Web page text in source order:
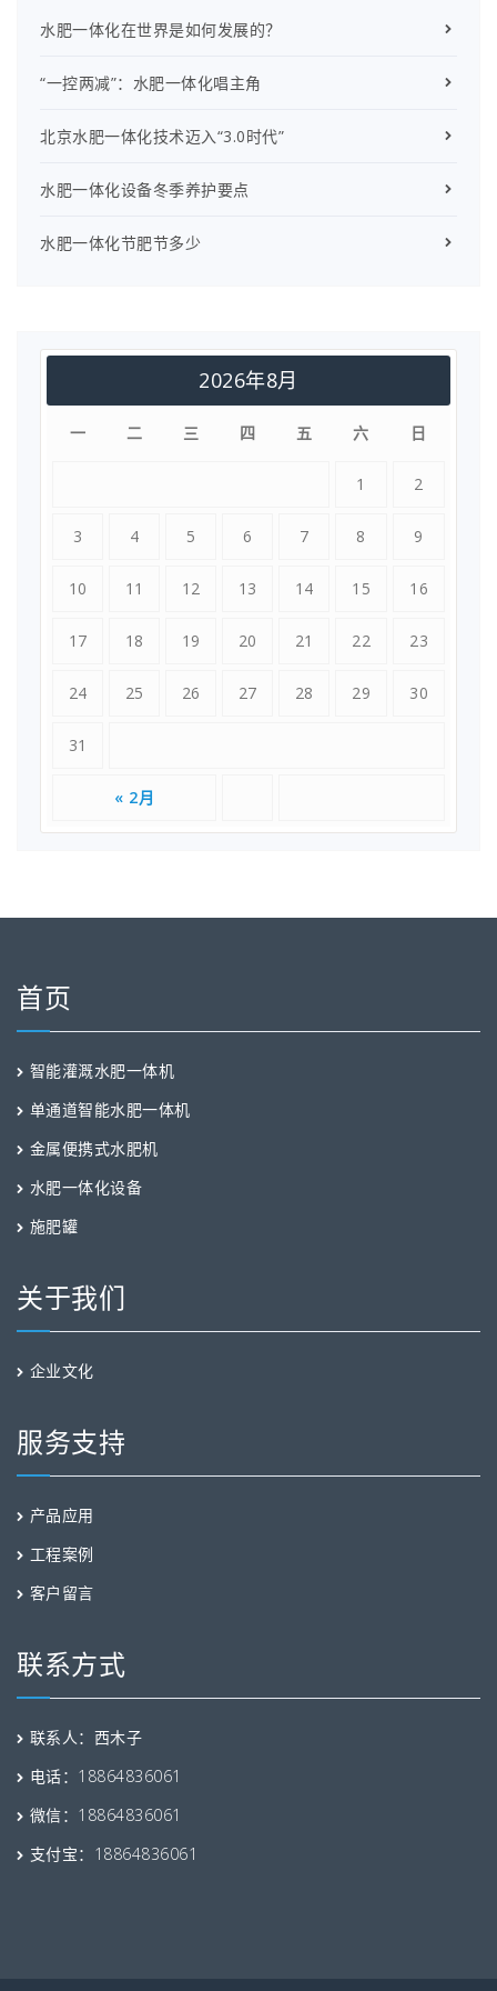
水肥一体化在世界是如何发展的？
“一控两减”：水肥一体化唱主角
北京水肥一体化技术迈入“3.0时代”
水肥一体化设备冬季养护要点
水肥一体化节肥节多少
2026年8月
一 二 三 四 五 六 日
« 2月
1 2
3 4 5 6 7 8 9
10 11 12 13 14 15 16
17 18 19 20 21 22 23
24 25 26 27 28 29 30
31
首页
智能灌溉水肥一体机
单通道智能水肥一体机
金属便携式水肥机
水肥一体化设备
施肥罐
关于我们
企业文化
服务支持
产品应用
工程案例
客户留言
联系方式
联系人：西木子
电话：18864836061
微信：18864836061
支付宝：18864836061